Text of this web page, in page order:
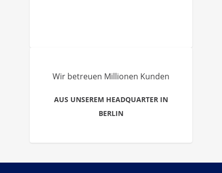
Wir betreuen Millionen Kunden
AUS UNSEREM HEADQUARTER IN
BERLIN